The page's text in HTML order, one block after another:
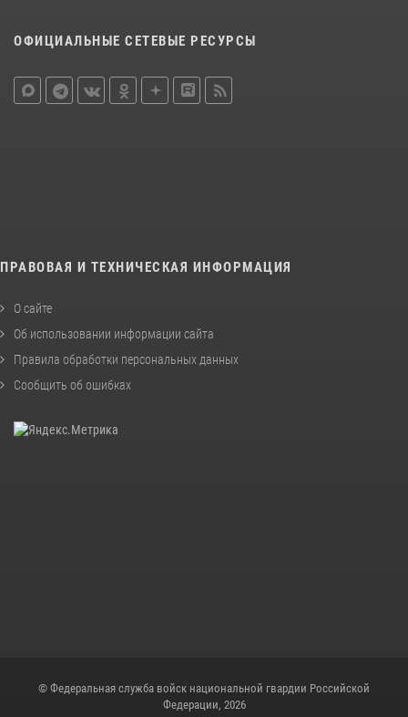
ОФИЦИАЛЬНЫЕ СЕТЕВЫЕ РЕСУРСЫ
ПРАВОВАЯ И ТЕХНИЧЕСКАЯ ИНФОРМАЦИЯ
О сайте
Об использовании информации сайта
Правила обработки персональных данных
Сообщить об ошибках
© Федеральная служба войск национальной гвардии Российской
Федерации, 2026